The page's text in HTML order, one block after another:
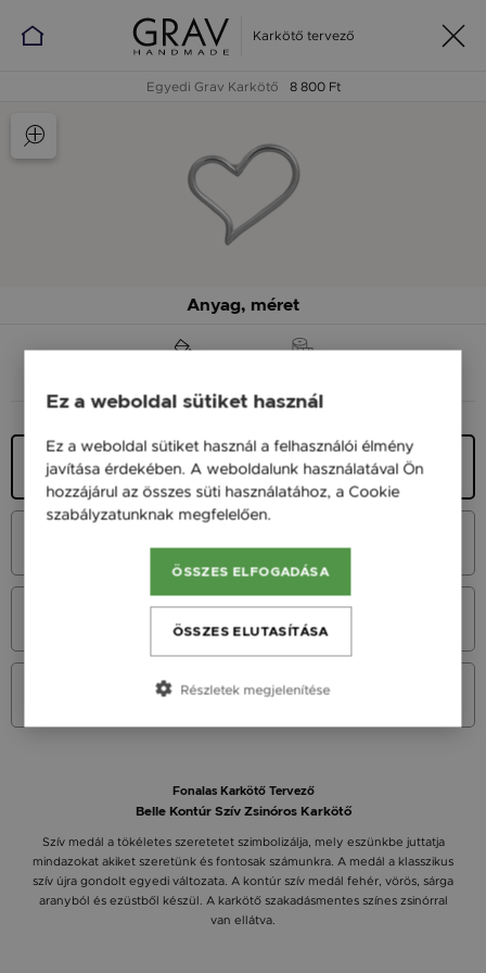
Karkötő tervező
Egyedi Grav Karkötő 8 800 Ft
Anyag, méret
Ezüst 925
7 400 Ft
Vörös arany 14K
Sárga arany 14K
Fonalas Karkötő Tervező
Belle Kontúr Szív Zsinóros Karkötő
Szív medál a tökéletes szeretetet szimbolizálja, mely eszünkbe juttatja
mindazokat akiket szeretünk és fontosak számunkra. A medál a klasszikus
szív újra gondolt egyedi változata. A kontúr szív medál fehér, vörös, sárga
aranyból és ezüstből készül. A karkötő szakadásmentes színes zsinórral
van ellátva.
Ez a weboldal sütiket használ
Ez a weboldal sütiket használ a felhasználói élmény
javítása érdekében. A weboldalunk használatával Ön
hozzájárul az összes süti használatához, a Cookie
szabályzatunknak megfelelően.
ÖSSZES ELFOGADÁSA
ÖSSZES ELUTASÍTÁSA
Részletek megjelenítése